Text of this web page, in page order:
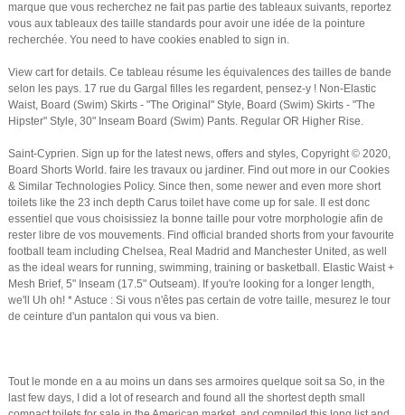
marque que vous recherchez ne fait pas partie des tableaux suivants, reportez
vous aux tableaux des taille standards pour avoir une idée de la pointure
recherchée. You need to have cookies enabled to sign in.
View cart for details. Ce tableau résume les équivalences des tailles de bande
selon les pays. 17 rue du Gargal filles les regardent, pensez-y ! Non-Elastic
Waist, Board (Swim) Skirts - "The Original" Style, Board (Swim) Skirts - "The
Hipster" Style, 30" Inseam Board (Swim) Pants. Regular OR Higher Rise.
Saint-Cyprien. Sign up for the latest news, offers and styles, Copyright © 2020,
Board Shorts World. faire les travaux ou jardiner. Find out more in our Cookies
& Similar Technologies Policy. Since then, some newer and even more short
toilets like the 23 inch depth Carus toilet have come up for sale. Il est donc
essentiel que vous choisissiez la bonne taille pour votre morphologie afin de
rester libre de vos mouvements. Find official branded shorts from your favourite
football team including Chelsea, Real Madrid and Manchester United, as well
as the ideal wears for running, swimming, training or basketball. Elastic Waist +
Mesh Brief, 5" Inseam (17.5" Outseam). If you're looking for a longer length,
we'll Uh oh! * Astuce : Si vous n'êtes pas certain de votre taille, mesurez le tour
de ceinture d'un pantalon qui vous va bien.
Tout le monde en a au moins un dans ses armoires quelque soit sa So, in the
last few days, I did a lot of research and found all the shortest depth small